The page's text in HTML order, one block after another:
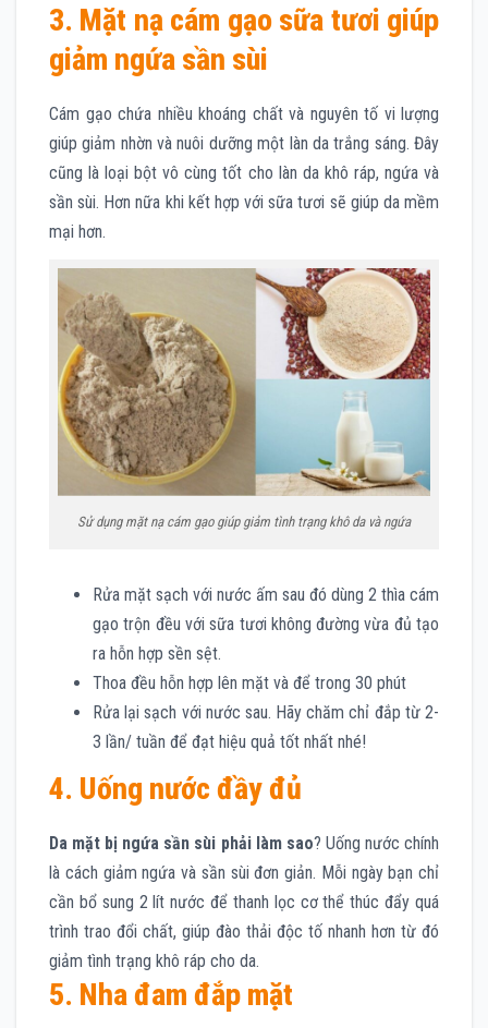
3. Mặt nạ cám gạo sữa tươi giúp
giảm ngứa sần sùi
Cám gạo chứa nhiều khoáng chất và nguyên tố vi lượng
giúp giảm nhờn và nuôi dưỡng một làn da trắng sáng. Đây
cũng là loại bột vô cùng tốt cho làn da khô ráp, ngứa và
sần sùi. Hơn nữa khi kết hợp với sữa tươi sẽ giúp da mềm
mại hơn.
Sử dụng mặt nạ cám gạo giúp giảm tình trạng khô da và ngứa
Rửa mặt sạch với nước ấm sau đó dùng 2 thìa cám
gạo trộn đều với sữa tươi không đường vừa đủ tạo
ra hỗn hợp sền sệt.
Thoa đều hỗn hợp lên mặt và để trong 30 phút
Rửa lại sạch với nước sau. Hãy chăm chỉ đắp từ 2-
3 lần/ tuần để đạt hiệu quả tốt nhất nhé!
4. Uống nước đầy đủ
Da mặt bị ngứa sần sùi phải làm sao? Uống nước chính
là cách giảm ngứa và sần sùi đơn giản. Mỗi ngày bạn chỉ
cần bổ sung 2 lít nước để thanh lọc cơ thể thúc đẩy quá
trình trao đổi chất, giúp đào thải độc tố nhanh hơn từ đó
giảm tình trạng khô ráp cho da.
5. Nha đam đắp mặt